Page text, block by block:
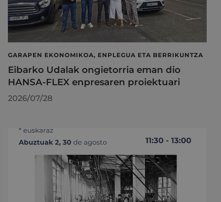
GARAPEN EKONOMIKOA, ENPLEGUA ETA BERRIKUNTZA
Eibarko Udalak ongietorria eman dio
HANSA-FLEX enpresaren proiektuari
2026/07/28